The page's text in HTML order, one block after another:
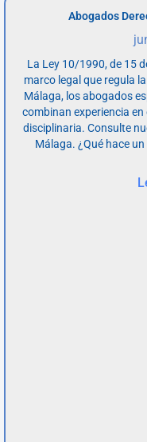
Abogados
La Ley 10/1990, de 15
marco legal que regula
Málaga, los abogados
combinan experiencia
disciplinaria. Consulte
Málaga. ¿Qué hace